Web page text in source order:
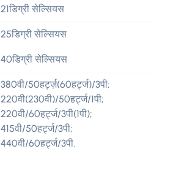
21डिग्री सेल्सियस
25डिग्री सेल्सियस
40डिग्री सेल्सियस
380वी/50हर्ट्ज़(60हर्ट्ज)/3पी;
220वी(230वी)/50हर्ट्ज/1पी;
220वी/60हर्ट्ज/3पी(1पी);
415वी/50हर्ट्ज/3पी;
440वी/60हर्ट्ज/3पी.